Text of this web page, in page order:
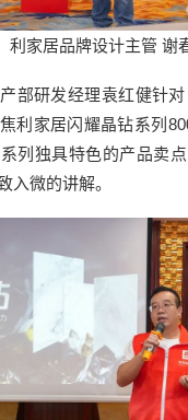
利家居品牌设计主管 谢
部研发经理袁红健针
利家居闪耀晶钻系列
列独具特色的产品卖
入微的讲解。